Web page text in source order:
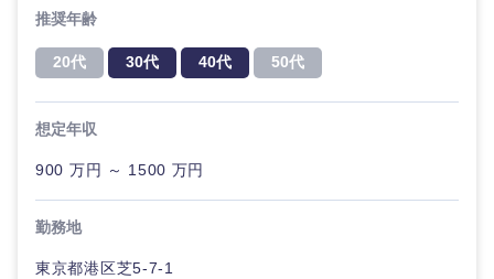
推奨年齢
20代 30代 40代 50代
想定年収
900 万円 ～ 1500 万円
勤務地
東京都港区芝5-7-1